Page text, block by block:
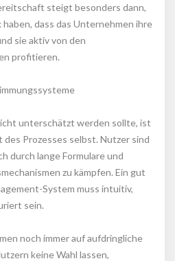
steigt besonders dann,
dass das Unternehmen ihre
sie aktiv von den
profitieren.
unterschätzt werden sollte, ist
Prozesses selbst. Nutzer sind
durch lange Formulare und
zu kämpfen. Ein gut
System muss intuitiv,
sein.
noch immer auf aufdringliche
keine Wahl lassen,